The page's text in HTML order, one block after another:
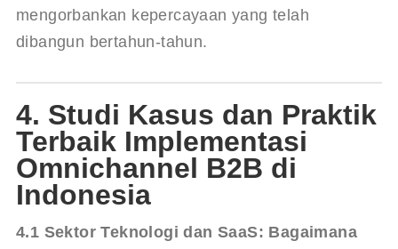
mengorbankan kepercayaan yang telah
dibangun bertahun-tahun.
4. Studi Kasus dan Praktik
Terbaik Implementasi
Omnichannel B2B di
Indonesia
4.1 Sektor Teknologi dan SaaS: Bagaimana